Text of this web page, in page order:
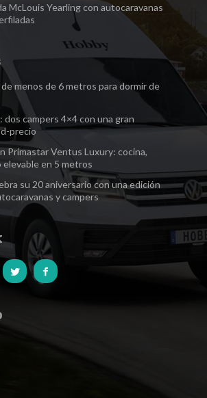
McLouis Yearling con autocaravanas
menos de 6 metros para dormir de
dos campers 4×4 con una gran
precio
Primastar Ventus Luxury: cocina,
en 5 metros
su 20 aniversario con una edición
y campers